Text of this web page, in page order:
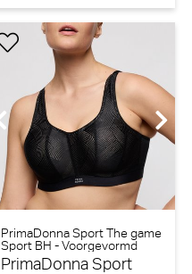
PrimaDonna Sport The game
Sport BH - Voorgevormd
PrimaDonna Sport